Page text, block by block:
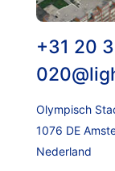
+31 20
Olympisch
1076 DE
Nederland